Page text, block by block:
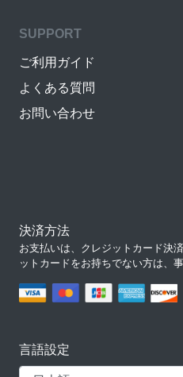
SUPPORT
ご利用ガイド
よくある質問
お問い合わせ
決済方法
お支払いは、クレジットカード決
ットカードをお持ちでない方は、
言語設定